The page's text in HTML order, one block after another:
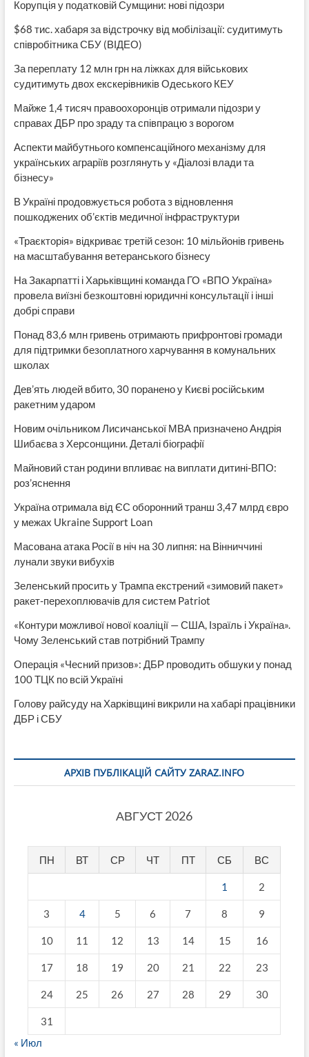
Корупція у податковій Сумщини: нові підозри
$68 тис. хабаря за відстрочку від мобілізації: судитимуть
співробітника СБУ (ВІДЕО)
За переплату 12 млн грн на ліжках для військових
судитимуть двох екскерівників Одеського КЕУ
Майже 1,4 тисяч правоохоронців отримали підозри у
справах ДБР про зраду та співпрацю з ворогом
Аспекти майбутнього компенсаційного механізму для
українських аграріїв розглянуть у «Діалозі влади та
бізнесу»
В Україні продовжується робота з відновлення
пошкоджених об’єктів медичної інфраструктури
«Траєкторія» відкриває третій сезон: 10 мільйонів гривень
на масштабування ветеранського бізнесу
На Закарпатті і Харьківщині команда ГО «ВПО Україна»
провела виїзні безкоштовні юридичні консультації і інші
добрі справи
Понад 83,6 млн гривень отримають прифронтові громади
для підтримки безоплатного харчування в комунальних
школах
Дев’ять людей вбито, 30 поранено у Києві російським
ракетним ударом
Новим очільником Лисичанської МВА призначено Андрія
Шибаєва з Херсонщини. Деталі біографії
Майновий стан родини впливає на виплати дитині-ВПО:
роз’яснення
Україна отримала від ЄС оборонний транш 3,47 млрд євро
у межах Ukraine Support Loan
Масована атака Росії в ніч на 30 липня: на Вінниччині
лунали звуки вибухів
Зеленський просить у Трампа екстрений «зимовий пакет»
ракет-перехоплювачів для систем Patriot
«Контури можливої нової коаліції — США, Ізраїль і Україна».
Чому Зеленський став потрібний Трампу
Операція «Чесний призов»: ДБР проводить обшуки у понад
100 ТЦК по всій Україні
Голову райсуду на Харківщині викрили на хабарі працівники
ДБР і СБУ
АРХІВ ПУБЛІКАЦІЙ САЙТУ ZARAZ.INFO
АВГУСТ 2026
ПН ВТ СР ЧТ ПТ СБ ВС
1 2
3 4 5 6 7 8 9
10 11 12 13 14 15 16
17 18 19 20 21 22 23
24 25 26 27 28 29 30
31
« Июл